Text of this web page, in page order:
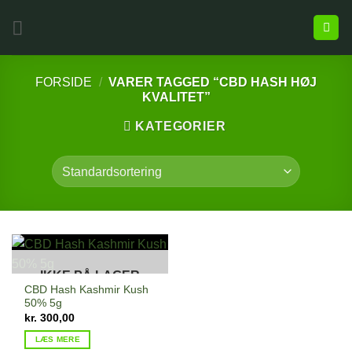
FORSIDE / VARER TAGGED “CBD HASH HØJ
KVALITET”
KATEGORIER
IKKE PÅ LAGER
CBD Hash Kashmir Kush
50% 5g
kr. 300,00
LÆS MERE